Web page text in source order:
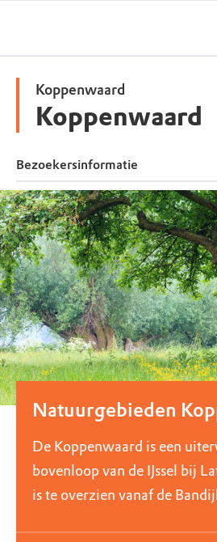
Koppenwaard
Koppenwaard
Bezoekersinformatie
Natuurgebieden
De Koppenwaard is een
bovenloop van de IJssel bij
is te overzien vanaf de